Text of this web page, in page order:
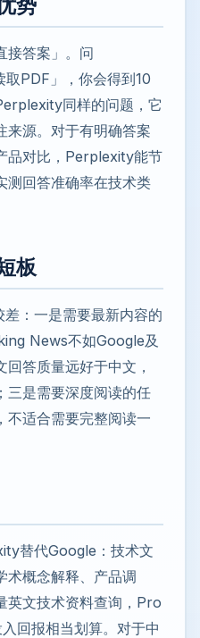
势
接答案」。问
PDF」，你会得到10
同样的问题，它
来源。对于有明确答案
品对比，Perplexity能节
测回答准确率在技术类
板
：一是需要最新内容的
News不如Google及
答质量远好于中文，
三是需要深度阅读的任
不适合需要完整阅读一
替代Google：技术文
术概念解释、产品调
英文技术资料查询，Pro
回报相当划算。对于中